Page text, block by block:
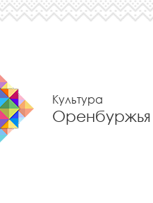
Культура
Оренбуржья